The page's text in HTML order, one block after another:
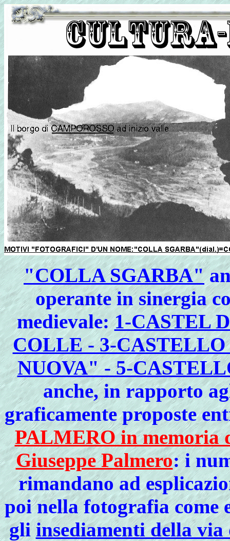
"COLLA SGARBA"
operante in sinergia
medievale:1-CASTEL
COLLE - 3-
NUOVA" - 5-
anche, in rapporto
graficamente proposte
PALMERO in memoria
Giuseppe Palmero: i
rimandano ad
poi nella fotografia come
gliinsediamenti della